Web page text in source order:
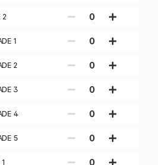
2 0
1 0
2 0
3 0
4 0
5 0
0